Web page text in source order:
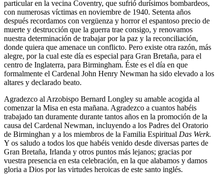
particular en la vecina Coventry, que sufrió durísimos bombardeos,
con numerosas víctimas en noviembre de 1940. Setenta años
después recordamos con vergüenza y horror el espantoso precio de
muerte y destrucción que la guerra trae consigo, y renovamos
nuestra determinación de trabajar por la paz y la reconciliación,
donde quiera que amenace un conflicto. Pero existe otra razón, más
alegre, por la cual este día es especial para Gran Bretaña, para el
centro de Inglaterra, para Birmingham. Éste es el día en que
formalmente el Cardenal John Henry Newman ha sido elevado a los
altares y declarado beato.
Agradezco al Arzobispo Bernard Longley su amable acogida al
comenzar la Misa en esta mañana. Agradezco a cuantos habéis
trabajado tan duramente durante tantos años en la promoción de la
causa del Cardenal Newman, incluyendo a los Padres del Oratorio
de Birminghan y a los miembros de la Familia Espiritual Das Werk.
Y os saludo a todos los que habéis venido desde diversas partes de
Gran Bretaña, Irlanda y otros puntos más lejanos; gracias por
vuestra presencia en esta celebración, en la que alabamos y damos
gloria a Dios por las virtudes heroicas de este santo inglés.